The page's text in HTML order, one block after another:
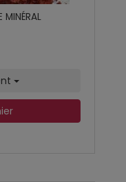
MINÉRAL